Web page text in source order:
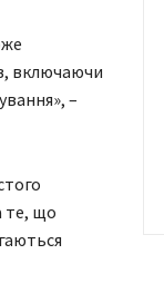
включаючи
–
те, що